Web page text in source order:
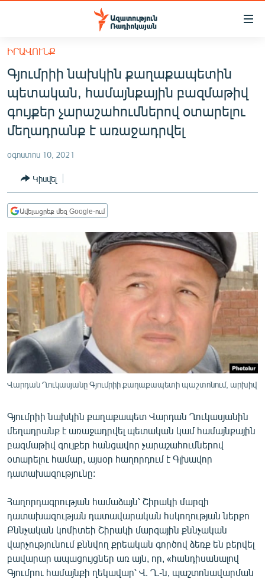
Մատչելիության
հիմնական
բովանդակությանը
Անցնել
հիմնական
մենյուին
Որոնում
ՀԱՅԱՍՏԱՆ
ՔԱՂԱՔԱԿԱՆ
ԸՆՏՐՈՒԹՅՈՒՆՆԵՐ 2026
ՏՆՏԵՍՈՒԹՅՈՒՆ
ՂԱՐԱԲԱՂ
ՊԱՏԵՐԱԶՄԻ 6 ՇԱԲԱԹՆԵՐԸ
ՏԱՐԱԾԱՇՐՋԱՆ
ՄԻՋԱԶԳԱՅԻՆ
ՄՇԱԿՈՒՅԹ
ՍՊՈՐՏ
ՄԵԿՆԱԲԱՆՈՒԹՅՈՒՆ
ՏՏ ԵՒ ԻՆՏԵՐՆԵՏ
ԿՈՐՈՆԱՎԻՐՈՒՍ
ՏԵՍԱՆՅՈՒԹԵՐ
ԲԱՆԱՎԵՃ
ՁԳՏԵԼՈՎ ԼԱՎԱԳՈՒՅՆԻՆ
Հայերեն
English
Русский
ԻՐԱՎՈՒՆՔ
Գյումրիի նախկին քաղաքապետին
պետական, համայնքային բազմաթիվ
գույքեր չարաշահումներով օտարելու
մեղադրանք է առաջադրվել
օգոստոս 10, 2021
Կիսվել
Ավելացրեք մեզ Google-ում
Վարդան Ղուկասյանը Գյումրիի քաղաքապետի պաշտոնում, արխիվ
Գյումրիի նախկին քաղաքապետ Վարդան Ղուկասյանին
մեղադրանք է առաջադրվել պետական կամ համայնքային
բազմաթիվ գույքեր հանցավոր չարաշահումներով
օտարելու համար, այսօր հաղորդում է Գլխավոր
դատախազությունը:
Հաղորդագրության համաձայն՝ Շիրակի մարզի
դատախազության դատավարական հսկողության ներքո
Քննչական կոմիտեի Շիրակի մարզային քննչական
վարչությունում քննվող քրեական գործով ձեռք են բերվել
բավարար ապացույցներ առ այն, որ, «հանդիսանալով
Գյումրու համայնքի ղեկավար՝ Վ. Ղ.-ն, պաշտոնավարման